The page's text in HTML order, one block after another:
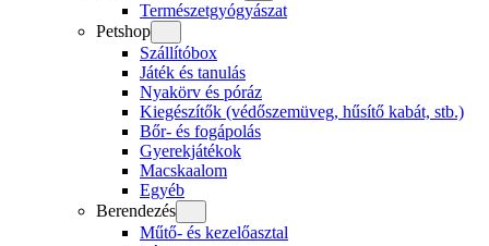
Természetgyógyászat
Petshop
Szállítóbox
Játék és tanulás
Nyakörv és póráz
Kiegészítők (védőszemüveg, hűsítő kabát, stb.)
Bőr- és fogápolás
Gyerekjátékok
Macskaalom
Egyéb
Berendezés
Műtő- és kezelőasztal